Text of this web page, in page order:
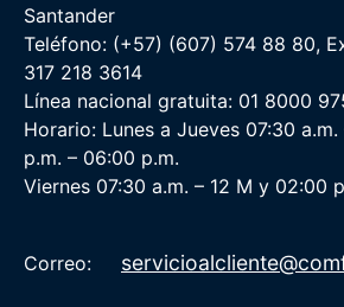
Santander
Teléfono: (+57) (607) 574 88 80,
317 218 3614
Línea nacional gratuita: 01 8000
Horario: Lunes a Jueves 07:30
p.m. – 06:00 p.m.
Viernes 07:30 a.m. – 12 M y 02:00
Correo: